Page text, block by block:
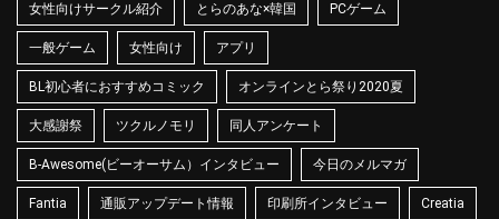
女性向けサークル紹介 とらのあな×韓国 PCゲーム
一般ゲーム 女性向け アプリ
BL初心者におすすめコミック オンラインとら祭り2020夏
大感謝祭 ツクルノモリ 同人アンケート
B-Awesome(ビーオーサム）インタビュー 今日のメルマガ
Fantia 通販アップデート情報 印刷所インタビュー Creatia